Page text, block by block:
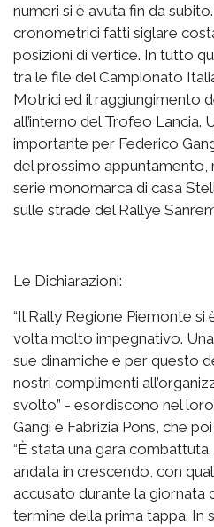
numeri si è avuta fin da
cronometrici fatti siglare
posizioni di vertice. In tutto
tra le file del Campionato
Motrici ed il raggiungimento
all’interno del Trofeo Lancia.
importante per Federico
del prossimo appuntamento,
serie monomarca di casa
sulle strade del Rallye
Le Dichiarazioni:
“Il Rally Regione Piemonte si
volta molto impegnativo.
sue dinamiche e per questo
nostri complimenti
svolto” - esordiscono nel
Gangi e Fabrizia Pons, che
“È stata una gara
andata in crescendo, con
accusato durante la giornata
termine della prima tappa. In